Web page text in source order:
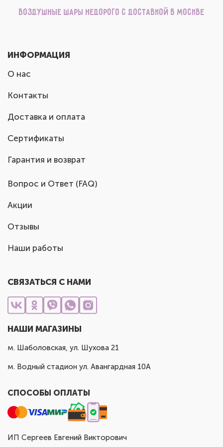
Воздушные шары недорого с доставкой в Москве
ИНФОРМАЦИЯ
О нас
Контакты
Доставка и оплата
Сертификаты
Гарантия и возврат
Вопрос и Ответ (FAQ)
Акции
Отзывы
Наши работы
СВЯЗАТЬСЯ С НАМИ
НАШИ МАГАЗИНЫ
м. Шаболовская, ул. Шухова 21
м. Водный стадион ул. Авангардная 10А
СПОСОБЫ ОПЛАТЫ
ИП Сергеев Евгений Викторович